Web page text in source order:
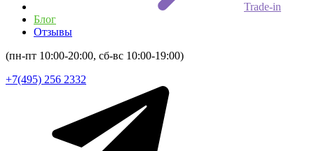
Trade-in
Блог
Отзывы
(пн-пт 10:00-20:00, сб-вс 10:00-19:00)
+7(495) 256 2332